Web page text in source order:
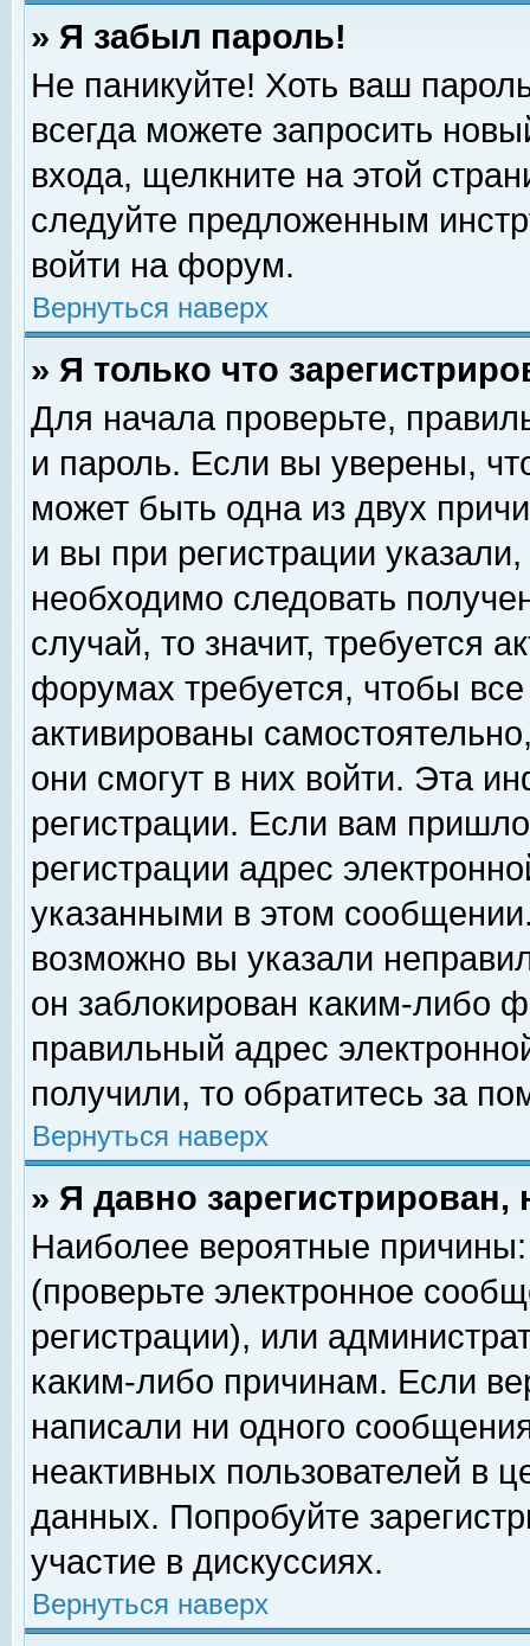
» Я забыл пароль!
Не паникуйте! Хоть ваш
всегда можете запросить
входа, щелкните на этой
следуйте предложенным
войти на форум.
Вернуться наверх
» Я только что
Для начала проверьте,
и пароль. Если вы уверены,
может быть одна из двух
и вы при регистрации
необходимо следовать
случай, то значит, требуется
форумах требуется, чтобы
активированы
они смогут в них войти. Эта
регистрации. Если вам
регистрации адрес
указанными в этом
возможно вы указали
он заблокирован каким-либо
правильный адрес
получили, то обратитесь за
Вернуться наверх
» Я давно
Наиболее вероятные
(проверьте электронное
регистрации), или
каким-либо причинам. Если
написали ни одного
неактивных пользователей в
данных. Попробуйте
участие в дискуссиях.
Вернуться наверх